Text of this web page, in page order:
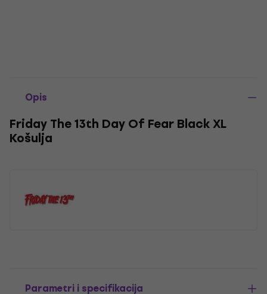
Opis
Friday The 13th Day Of Fear Black XL
Košulja
Parametri i specifikacija